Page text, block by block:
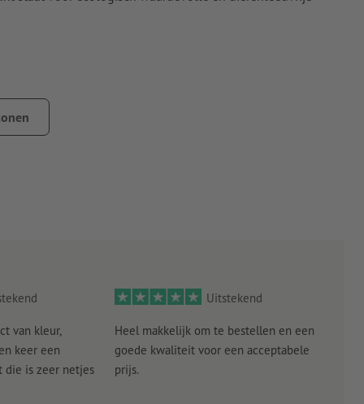
bij het plakken op mobiele telefoons of portemonnees,
van kleur,
keer een
die is zeer netjes
Uitstekend
Heel makkelijk om te bestellen en een
goede kwaliteit voor een acceptabele
prijs.